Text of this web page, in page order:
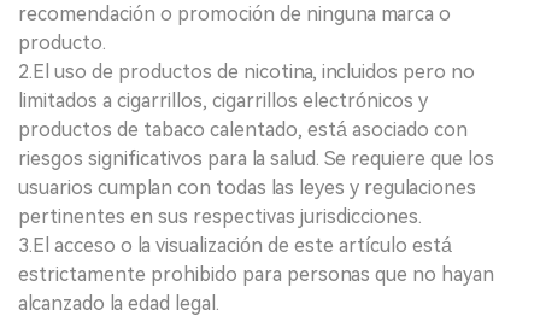
recomendación o promoción de ninguna marca o
producto.
2.El uso de productos de nicotina, incluidos pero no
limitados a cigarrillos, cigarrillos electrónicos y
productos de tabaco calentado, está asociado con
riesgos significativos para la salud. Se requiere que los
usuarios cumplan con todas las leyes y regulaciones
pertinentes en sus respectivas jurisdicciones.
3.El acceso o la visualización de este artículo está
estrictamente prohibido para personas que no hayan
alcanzado la edad legal.